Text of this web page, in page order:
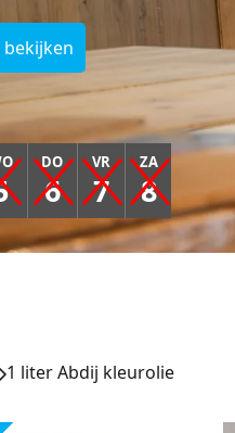
bekijken
DO
6
VR
7
ZA
8
1 liter Abdij kleurolie